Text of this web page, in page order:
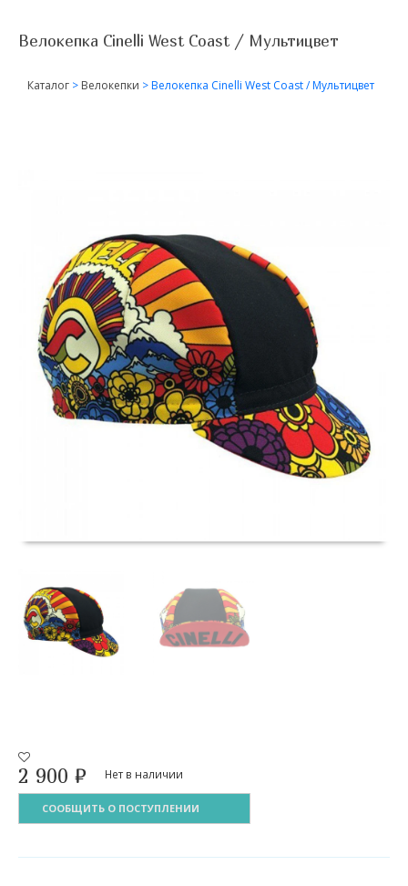
Велокепка Cinelli West Coast / Мультицвет
Каталог > Велокепки >Велокепка Cinelli West Coast / Мультицвет
2 900 ₽ Нет в наличии
СООБЩИТЬ О ПОСТУПЛЕНИИ